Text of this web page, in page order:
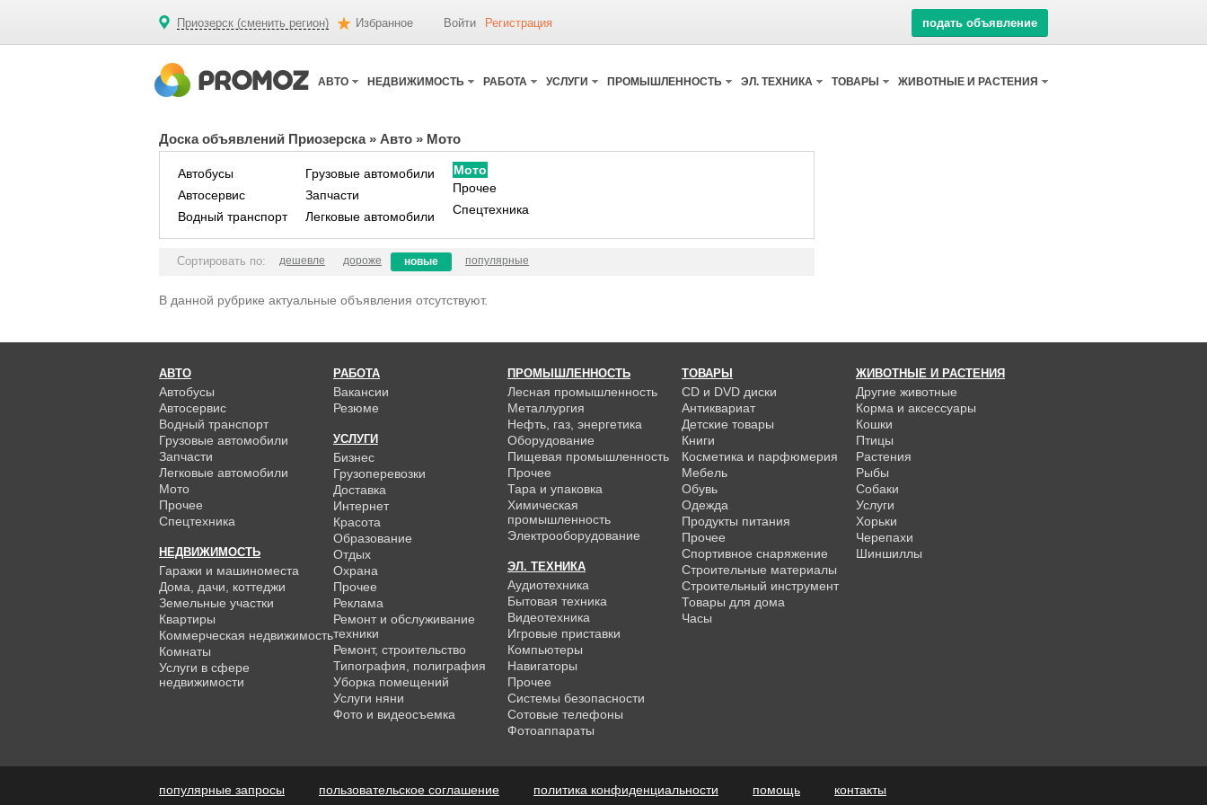
Приозерск (сменить регион) Избранное Войти Регистрация подать объявление
АВТО НЕДВИЖИМОСТЬ РАБОТА УСЛУГИ ПРОМЫШЛЕННОСТЬ ЭЛ. ТЕХНИКА ТОВАРЫ ЖИВОТНЫЕ И РАСТЕНИЯ
Доска объявлений Приозерска» Авто » Мото
Автобусы
Автосервис
Водный транспорт
Грузовые автомобили
Запчасти
Легковые автомобили
Мото
Прочее
Спецтехника
Сортировать по: дешевле дороже новые популярные
В данной рубрике актуальные объявления отсутствуют.
АВТО
Автобусы
Автосервис
Водный транспорт
Грузовые автомобили
Запчасти
Легковые автомобили
Мото
Прочее
Спецтехника
НЕДВИЖИМОСТЬ
Гаражи и машиноместа
Дома, дачи, коттеджи
Земельные участки
Квартиры
Коммерческая недвижимость
Комнаты
Услуги в сфере
недвижимости
РАБОТА
Вакансии
Резюме
УСЛУГИ
Бизнес
Грузоперевозки
Доставка
Интернет
Красота
Образование
Отдых
Охрана
Прочее
Реклама
Ремонт и обслуживание
техники
Ремонт, строительство
Типография, полиграфия
Уборка помещений
Услуги няни
Фото и видеосъемка
ПРОМЫШЛЕННОСТЬ
Лесная промышленность
Металлургия
Нефть, газ, энергетика
Оборудование
Пищевая промышленность
Прочее
Тара и упаковка
Химическая
промышленность
Электрооборудование
ЭЛ. ТЕХНИКА
Аудиотехника
Бытовая техника
Видеотехника
Игровые приставки
Компьютеры
Навигаторы
Прочее
Системы безопасности
Сотовые телефоны
Фотоаппараты
ТОВАРЫ
CD и DVD диски
Антиквариат
Детские товары
Книги
Косметика и парфюмерия
Мебель
Обувь
Одежда
Продукты питания
Прочее
Спортивное снаряжение
Строительные материалы
Строительный инструмент
Товары для дома
Часы
ЖИВОТНЫЕ И РАСТЕНИЯ
Другие животные
Корма и аксессуары
Кошки
Птицы
Растения
Рыбы
Собаки
Услуги
Хорьки
Черепахи
Шиншиллы
популярные запросы пользовательское соглашение политика конфиденциальности помощь контакты